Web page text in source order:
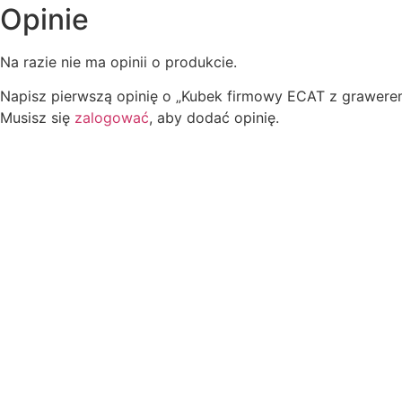
Opinie
Na razie nie ma opinii o produkcie.
Napisz pierwszą opinię o „Kubek firmowy ECAT z
Musisz się zalogować, aby dodać opinię.